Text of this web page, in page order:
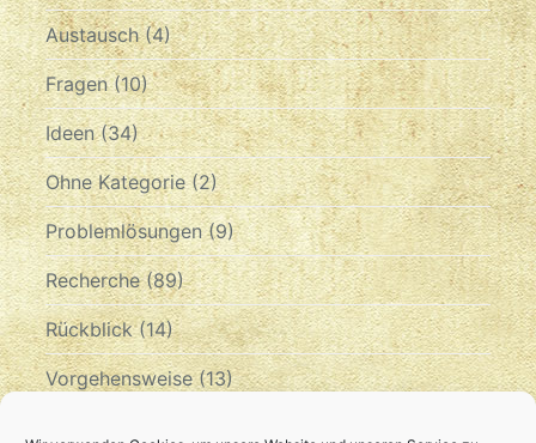
Austausch(4)
Fragen(10)
Ideen(34)
Ohne Kategorie(2)
Problemlösungen(9)
Recherche(89)
Rückblick(14)
Vorgehensweise(13)